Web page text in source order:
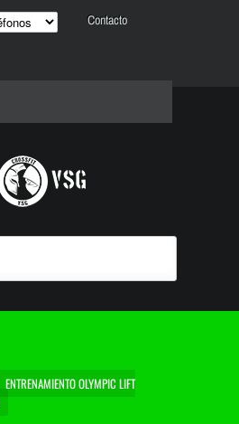
Contacto
ENTRENAMIENTO OLYMPIC LIFT